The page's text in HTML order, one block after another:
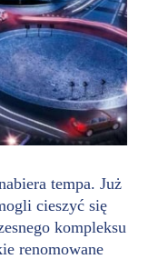
tempa. Już
cieszyć się
kompleksu
renomowane